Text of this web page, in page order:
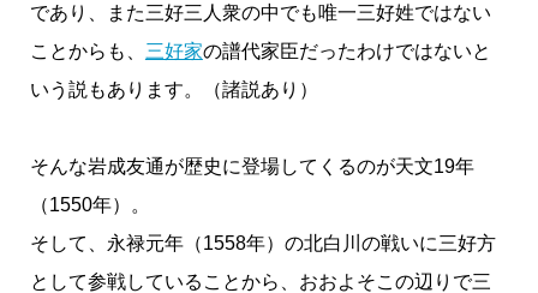
であり、また三好三人衆の中でも唯一三好姓ではない
ことからも、 三好家の譜代家臣だったわけではないと
いう説もあります。（諸説あり）
そんな岩成友通が歴史に登場してくるのが天文19年
（1550年）。
そして、永禄元年（1558年）の北白川の戦いに三好方
として参戦していることから、おおよそこの辺りで三